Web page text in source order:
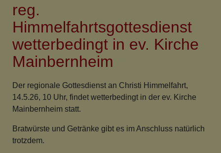
reg.
Himmelfahrtsgottesdienst
wetterbedingt in ev. Kirche
Mainbernheim
Der regionale Gottesdienst an Christi Himmelfahrt,
14.5.26, 10 Uhr, findet wetterbedingt in der ev. Kirche
Mainbernheim statt.
Bratwürste und Getränke gibt es im Anschluss natürlich
trotzdem.